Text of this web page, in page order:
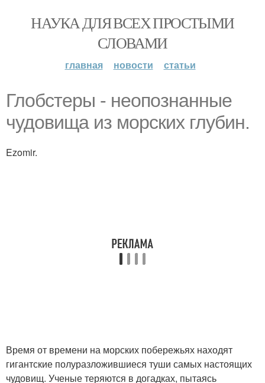
НАУКА ДЛЯ ВСЕХ ПРОСТЫМИ
СЛОВАМИ
главная новости статьи
Глобстеры - неопознанные
чудовища из морских глубин.
Ezomir.
Время от времени на морских побережьях находят
гигантские полуразложившиеся туши самых настоящих
чудовищ. Ученые теряются в догадках, пытаясь